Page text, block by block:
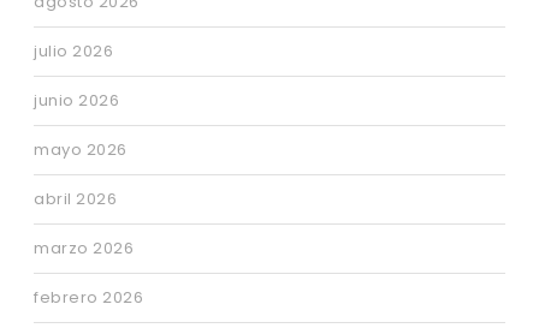
julio 2026
junio 2026
mayo 2026
abril 2026
marzo 2026
febrero 2026